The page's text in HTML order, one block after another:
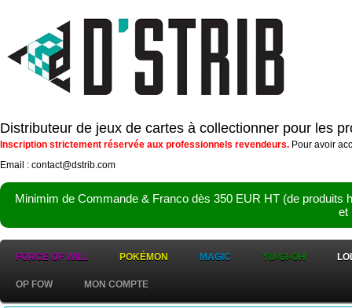
Distributeur de jeux de cartes à collectionner pour les
Inscription strictement réservée aux professionnels revendeurs. Pour avoir
Email : contact@dstrib.com
Minimim de Commande & Franco dès 350 EUR HT (de
et
FORCE OF WILL POKÉMON MAGIC YU-GI-OH
OP FOW MON COMPTE